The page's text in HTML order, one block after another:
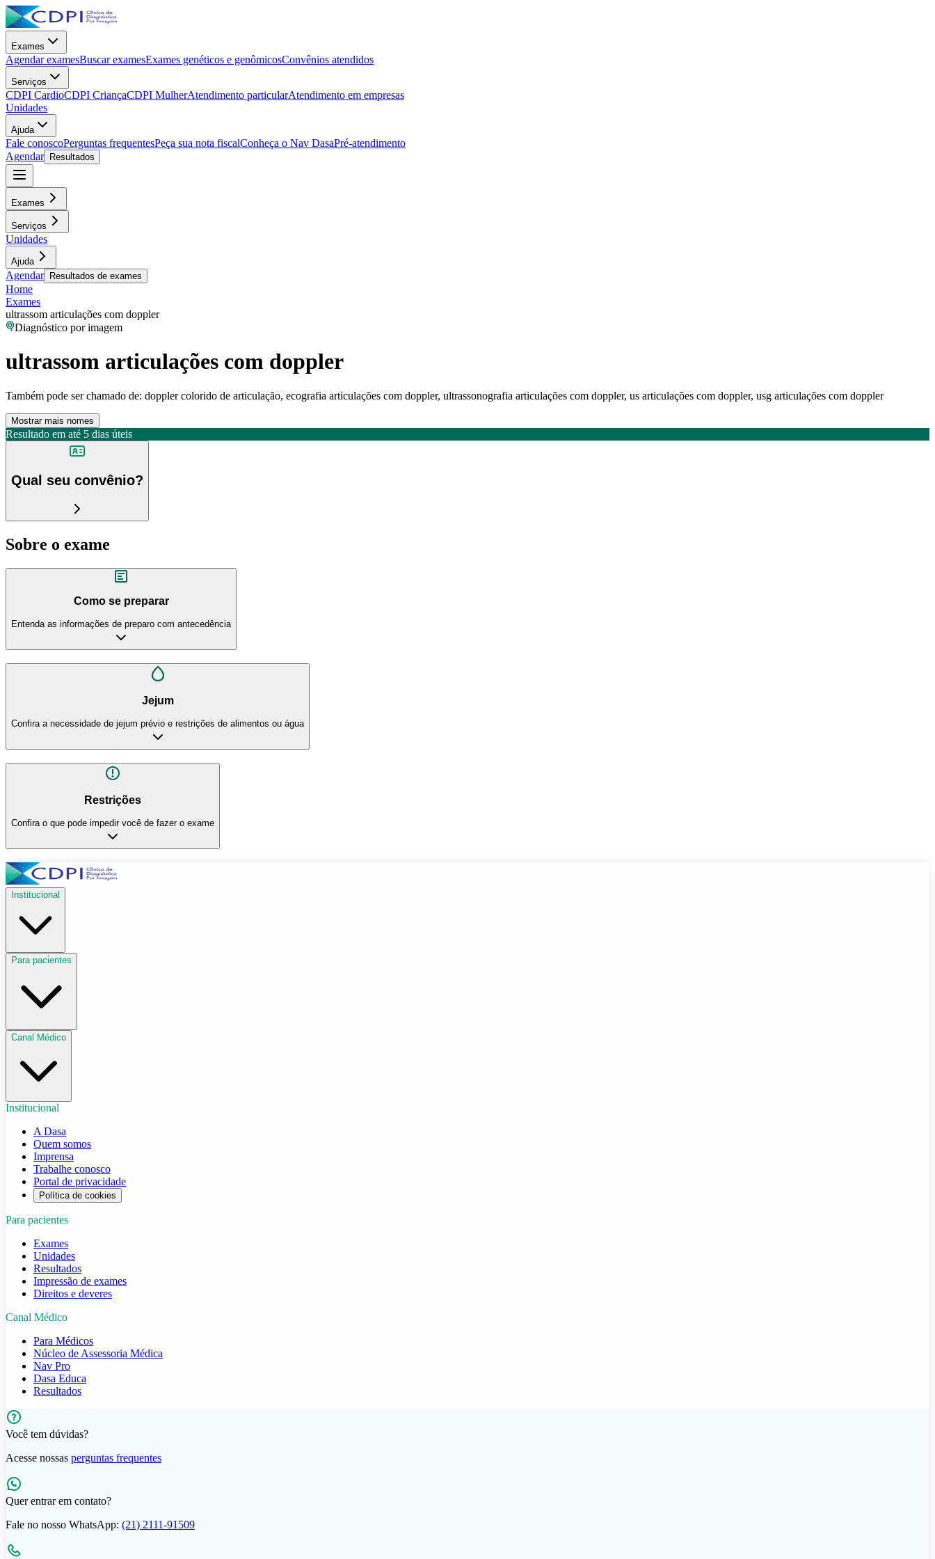
Exames
Agendar examesBuscar examesExames genéticos e genômicosConvênios atendidos
Serviços
CDPI CardioCDPI CriançaCDPI MulherAtendimento particularAtendimento em empresas
Unidades
Ajuda
Fale conoscoPerguntas frequentesPeça sua nota fiscalConheça o Nav DasaPré-atendimento
Agendar
Resultados
Exames
Serviços
Unidades
Ajuda
Agendar Resultados de exames
Home
Exames
ultrassom articulações com doppler
Diagnóstico por imagem
ultrassom articulações com doppler
Também pode ser chamado de: doppler colorido de articulação, ecografia articulações com doppler, ultrassonografia articulações com doppler, us articulações com doppler, usg articulações com doppler
Mostrar mais nomes
Resultado em até 5 dias úteis
Qual seu convênio?
Sobre o exame
Como se preparar
Entenda as informações de preparo com antecedência
Jejum
Confira a necessidade de jejum prévio e restrições de alimentos ou água
Restrições
Confira o que pode impedir você de fazer o exame
Institucional
Para pacientes
Canal Médico
Institucional
A Dasa
Quem somos
Imprensa
Trabalhe conosco
Portal de privacidade
Política de cookies
Para pacientes
Exames
Unidades
Resultados
Impressão de exames
Direitos e deveres
Canal Médico
Para Médicos
Núcleo de Assessoria Médica
Nav Pro
Dasa Educa
Resultados
Você tem dúvidas?
Acesse nossas perguntas frequentes
Quer entrar em contato?
Fale no nosso WhatsApp: (21) 2111-91509